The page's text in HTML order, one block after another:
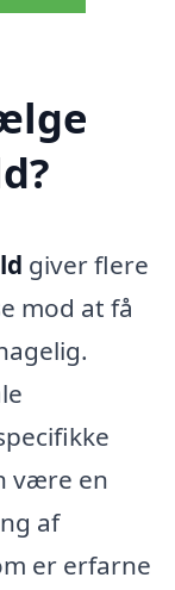
giver flere
mod at få
være en
af
er erfarne